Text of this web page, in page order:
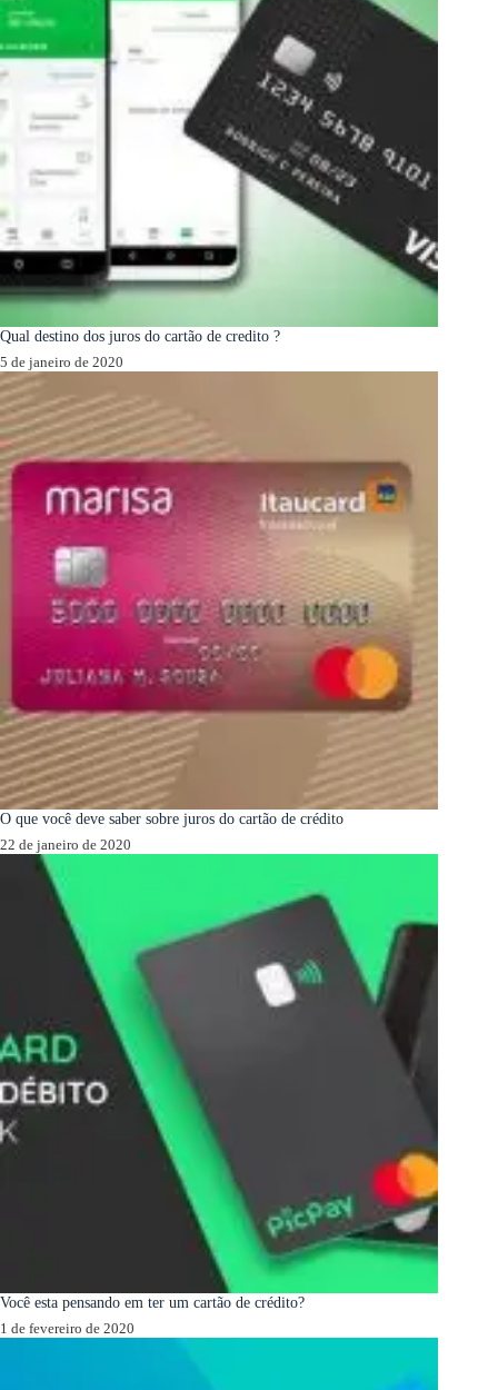
Qual destino dos juros do cartão de credito ?
5 de janeiro de 2020
O que você deve saber sobre juros do cartão de crédito
22 de janeiro de 2020
Você esta pensando em ter um cartão de crédito?
1 de fevereiro de 2020